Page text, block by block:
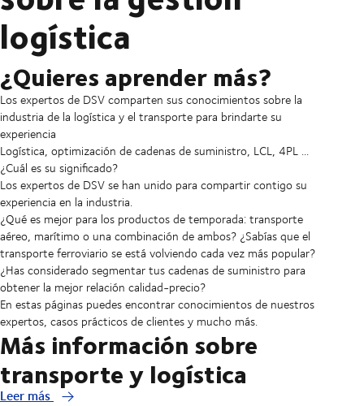
logística
¿Quieres aprender más?
Los expertos de DSV comparten sus conocimientos sobre la
industria de la logística y el transporte para brindarte su
experiencia
Logística, optimización de cadenas de suministro, LCL, 4PL ...
¿Cuál es su significado?
Los expertos de DSV se han unido para compartir contigo su
experiencia en la industria.
¿Qué es mejor para los productos de temporada: transporte
aéreo, marítimo o una combinación de ambos? ¿Sabías que el
transporte ferroviario se está volviendo cada vez más popular?
¿Has considerado segmentar tus cadenas de suministro para
obtener la mejor relación calidad-precio?
En estas páginas puedes encontrar conocimientos de nuestros
expertos, casos prácticos de clientes y mucho más.
Más información sobre
transporte y logística
Leer más